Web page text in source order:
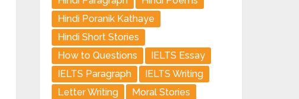
Hindi Poranik Kathaye
Hindi Short Stories
How to Questions
IELTS Essay
IELTS Paragraph
IELTS Writing
Letter Writing
Moral Stories